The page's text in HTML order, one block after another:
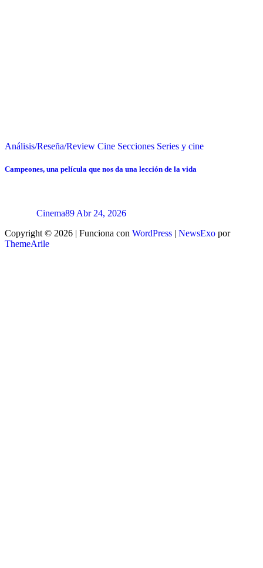
Análisis/Reseña/Review Cine Secciones Series y cine
Campeones, una película que nos da una lección de la vida
Cinema89 Abr 24, 2026
Copyright © 2026 | Funciona con WordPress | NewsExo por
ThemeArile